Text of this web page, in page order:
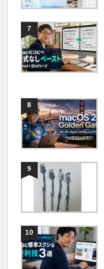
7
8
9
10